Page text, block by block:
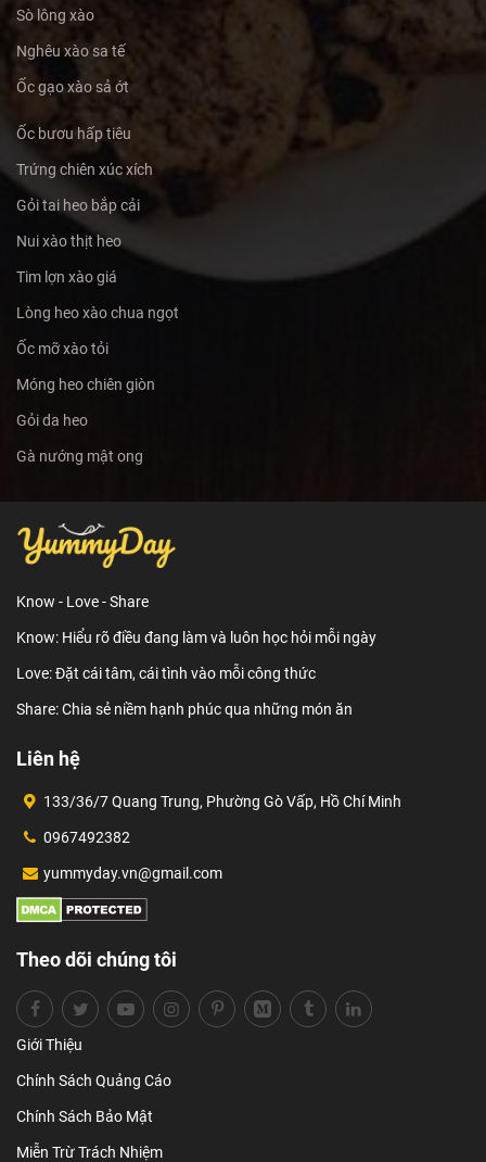
Sò lông xào
Nghêu xào sa tế
Ốc gạo xào sả ớt
Ốc bươu hấp tiêu
Trứng chiên xúc xích
Gỏi tai heo bắp cải
Nui xào thịt heo
Tim lợn xào giá
Lòng heo xào chua ngọt
Ốc mỡ xào tỏi
Móng heo chiên giòn
Gỏi da heo
Gà nướng mật ong
Know - Love - Share
Know: Hiểu rõ điều đang làm và luôn học hỏi mỗi ngày
Love: Đặt cái tâm, cái tình vào mỗi công thức
Share: Chia sẻ niềm hạnh phúc qua những món ăn
Liên hệ
133/36/7 Quang Trung, Phường Gò Vấp, Hồ Chí Minh
0967492382
yummyday.vn@gmail.com
Theo dõi chúng tôi
Giới Thiệu
Chính Sách Quảng Cáo
Chính Sách Bảo Mật
Miễn Trừ Trách Nhiệm